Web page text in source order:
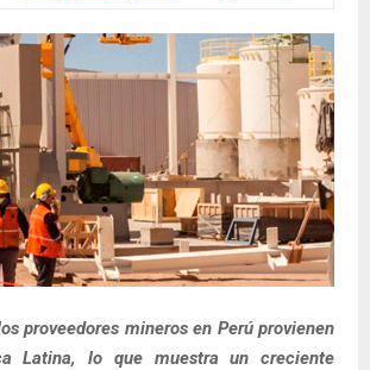
proveedores mineros en Perú provienen
Latina, lo que muestra un creciente